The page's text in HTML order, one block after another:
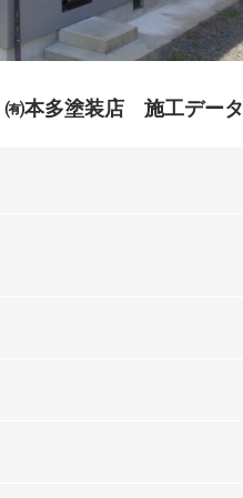
本多塗装店 施工データ